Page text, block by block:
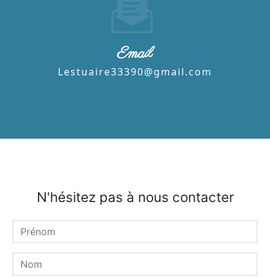
Email
lestuaire33390@gmail.com
N'hésitez pas à nous contacter